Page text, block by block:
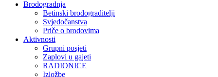
Brodogradnja
Betinski brodograditelji
Svjedočanstva
Priče o brodovima
Aktivnosti
Grupni posjeti
Zaplovi u gajeti
RADIONICE
Izložbe